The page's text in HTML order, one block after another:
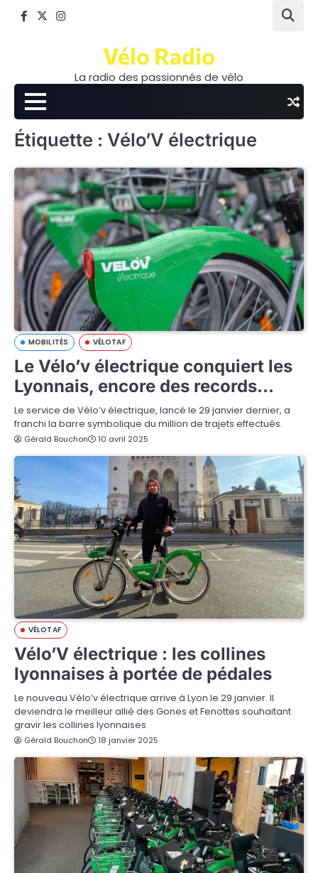
Facebook
TwitterInstagram
Vélo Radio
La radio des passionnés de vélo
Étiquette : Vélo’V électrique
MOBILITÉS VÉLOTAF
Le Vélo’v électrique conquiert les
Lyonnais, encore des records…
Le service de Vélo’v électrique, lancé le 29 janvier dernier, a
franchi la barre symbolique du million de trajets effectués.
Gérald Bouchon 10 avril 2025
VÉLOTAF
Vélo’V électrique : les collines
lyonnaises à portée de pédales
Le nouveau Vélo’v électrique arrive à Lyon le 29 janvier. Il
deviendra le meilleur allié des Gones et Fenottes souhaitant
gravir les collines lyonnaises
Gérald Bouchon 18 janvier 2025